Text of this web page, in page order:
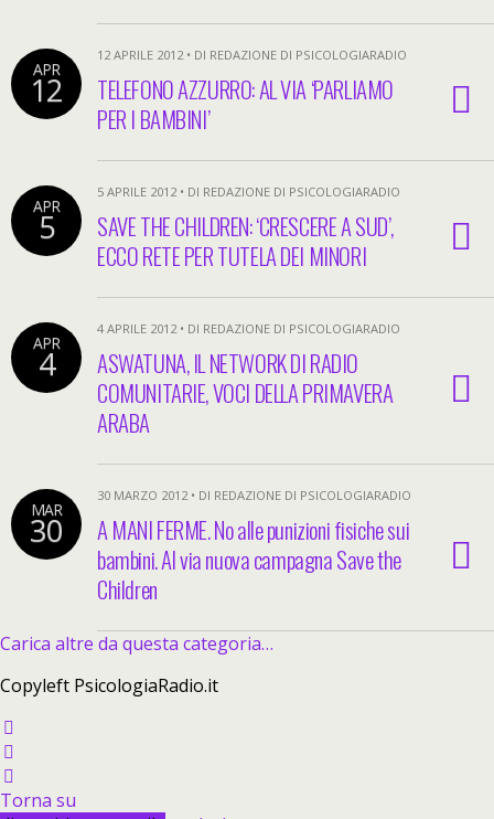
APR
12
12 APRILE 2012 • DI REDAZIONE DI PSICOLOGIARADIO
TELEFONO AZZURRO: AL VIA ‘PARLIAMO
PER I BAMBINI’
APR
5
5 APRILE 2012 • DI REDAZIONE DI PSICOLOGIARADIO
SAVE THE CHILDREN: ‘CRESCERE A SUD’,
ECCO RETE PER TUTELA DEI MINORI
APR
4
4 APRILE 2012 • DI REDAZIONE DI PSICOLOGIARADIO
ASWATUNA, IL NETWORK DI RADIO
COMUNITARIE, VOCI DELLA PRIMAVERA
ARABA
MAR
30
30 MARZO 2012 • DI REDAZIONE DI PSICOLOGIARADIO
A MANI FERME. No alle punizioni fisiche sui
bambini. Al via nuova campagna Save the
Children
Carica altre da questa categoria…
Copyleft PsicologiaRadio.it
Torna su